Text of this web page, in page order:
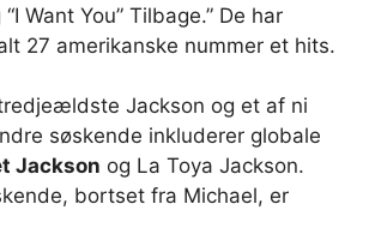
Want You” Tilbage.” De har
27 amerikanske nummer et hits.
Jackson og et af ni
søskende inkluderer globale
Jackson og La Toya Jackson.
bortset fra Michael, er